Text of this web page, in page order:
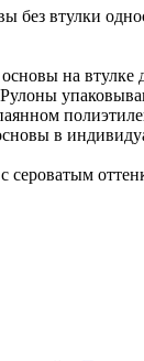
без втулки
на
в
сероватым